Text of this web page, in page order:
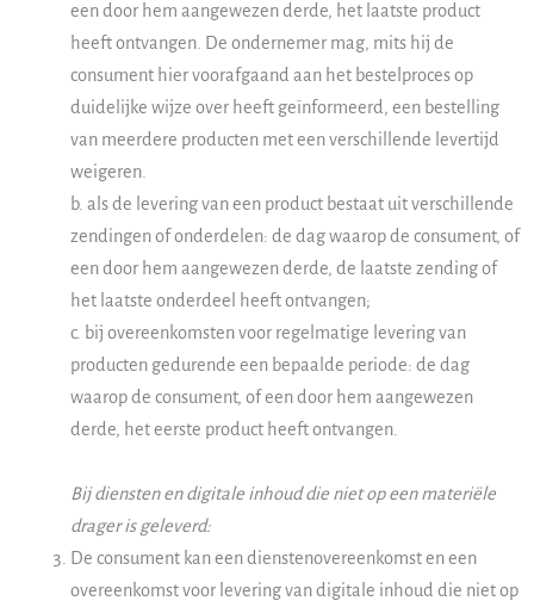
een door hem aangewezen derde, het laatste product
heeft ontvangen. De ondernemer mag, mits hij de
consument hier voorafgaand aan het bestelproces op
duidelijke wijze over heeft geïnformeerd, een bestelling
van meerdere producten met een verschillende levertijd
weigeren.
b. als de levering van een product bestaat uit verschillende
zendingen of onderdelen: de dag waarop de consument, of
een door hem aangewezen derde, de laatste zending of
het laatste onderdeel heeft ontvangen;
c. bij overeenkomsten voor regelmatige levering van
producten gedurende een bepaalde periode: de dag
waarop de consument, of een door hem aangewezen
derde, het eerste product heeft ontvangen.
Bij diensten en digitale inhoud die niet op een materiële
drager is geleverd:
De consument kan een dienstenovereenkomst en een
overeenkomst voor levering van digitale inhoud die niet op